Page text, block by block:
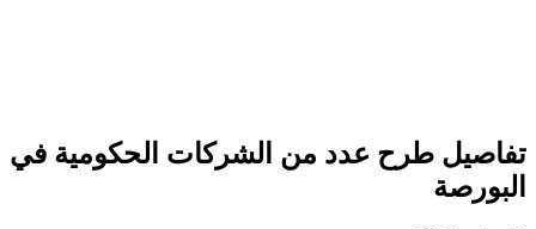
تفاصيل طرح عدد من الشركات الحكومية في
البورصة